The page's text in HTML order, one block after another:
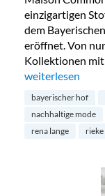
einzigartigen
dem
eröffnet. Von
Kollektionen
„Maison
weiterlesen
bayerischer hof
nachhaltige mode
rena lange